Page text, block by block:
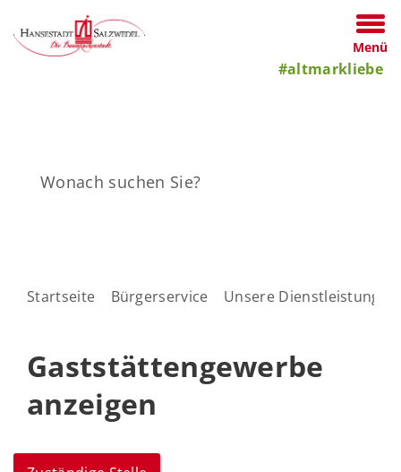
Menü
#altmarkliebe
Startseite Bürgerservice Unsere Dienstleistungen
Gaststättengewerbe
anzeigen